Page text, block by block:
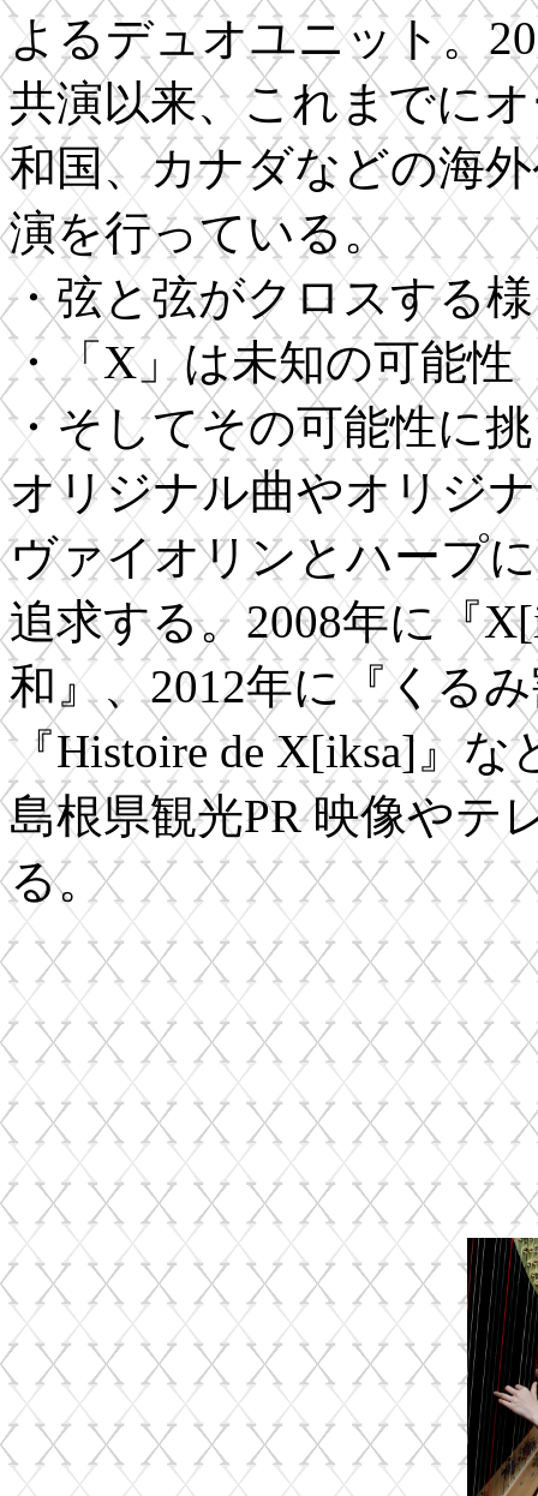
よるデュオユニット。
共演以来、これまでに
和国、カナダなどの海
演を行っている。
・弦と弦がクロスする
・「X」は未知の可能性
・そしてその可能性に
オリジナル曲やオリジ
ヴァイオリンとハープ
追求する。2008年に『
和』、2012年に『くる
『Histoire de X[iksa]』
島根県観光PR 映像やテ
る。